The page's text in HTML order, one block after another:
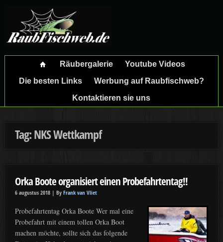
Räubergalerie
Youtube Videos
Die besten Links
Werbung auf Raubfischweb?
Kontaktieren sie uns
Tag: NKS Wettkampf
Orka Boote organisiert einen Probefahrtentag!!
6 augustus 2018 | By Frank van Vliet
Probefahrtentag Orka Boote Wer mal eine
Probefahrt mit einem tollen Orka Boot
machen möchte, sollte sich das folgende